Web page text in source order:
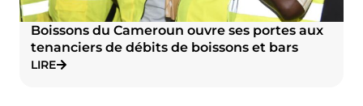
Boissons du Cameroun ouvre ses portes aux
tenanciers de débits de boissons et bars
LIRE